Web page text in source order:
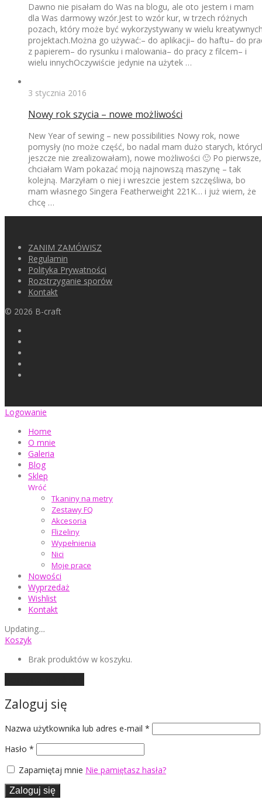
Dawno nie pisałam do Was na blogu, ale oto jestem i mam
dla Was darmowy wzór.Jest to wzór kur, w trzech różnych
pozach, który może być wykorzystywany w wielu
projektach.Można go używać:– do aplikacji– do haftu– do
z papierem– do rysunku i malowania– do pracy z filcem– i
wielu innychOczywiście jedynie na użytek …
3 stycznia 2016
Nowy rok szycia – nowe możliwości
New Year of sewing – new possibilities Nowy rok, nowe
pomysły (no może część, bo nadal mam dużo starych,
jeszcze nie zrealizowałam), nowe możliwości 🙂 Po pierwsze,
chciałam Wam pokazać moją najnowszą maszynę – tak
kolejną. Marzyłam o niej i wreszcie jestem szczęśliwa, bo
mam własnego Singera Featherweight 221K… i już wiem, że
chcę …
ZANIM ZAMÓWISZ
Regulamin
Polityka Prywatności
Rozstrzyganie sporów
Kontakt
© 2026 B-craft
Logowanie
Home
O mnie
Galeria
Blog
Sklep
Wróć
Tkaniny na metry
Zestawy FQ
Akcesoria
Flizeliny
Wypełnienia
Nici
Moje prace
Nowości
Wyprzedaż
Wishlist
Kontakt
Updating…
Koszyk
Brak produktów w koszyku.
Zaloguj się
Nazwa użytkownika lub adres e-mail *
Hasło *
Zapamiętaj mnie Nie pamiętasz hasła?
Zaloguj się